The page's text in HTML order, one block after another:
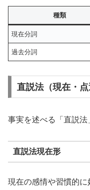
種類
現在分詞
過去分詞
直説法（現在・点
事実を述べる「直説法
直説法現在形
現在の感情や習慣的に